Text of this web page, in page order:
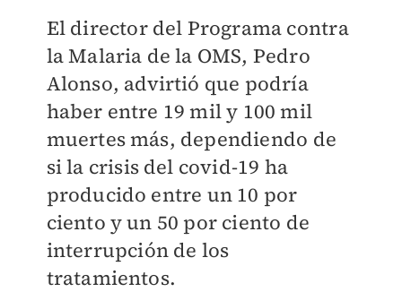
El director del Programa contra
la Malaria de la OMS, Pedro
Alonso, advirtió que podría
haber entre 19 mil y 100 mil
muertes más, dependiendo de
si la crisis del covid-19 ha
producido entre un 10 por
ciento y un 50 por ciento de
interrupción de los
tratamientos.